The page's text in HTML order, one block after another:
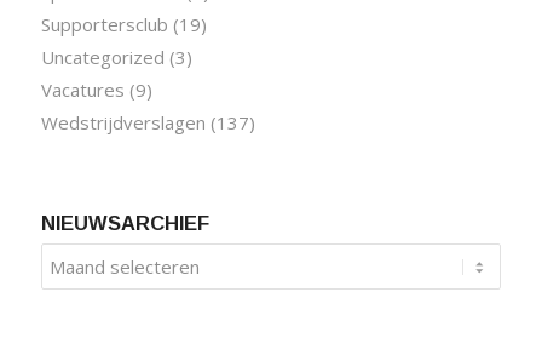
Supportersclub (19)
Uncategorized (3)
Vacatures (9)
Wedstrijdverslagen (137)
NIEUWSARCHIEF